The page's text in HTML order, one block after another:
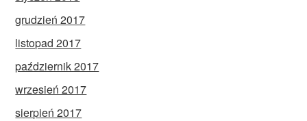
grudzień 2017
listopad 2017
październik 2017
wrzesień 2017
sierpień 2017